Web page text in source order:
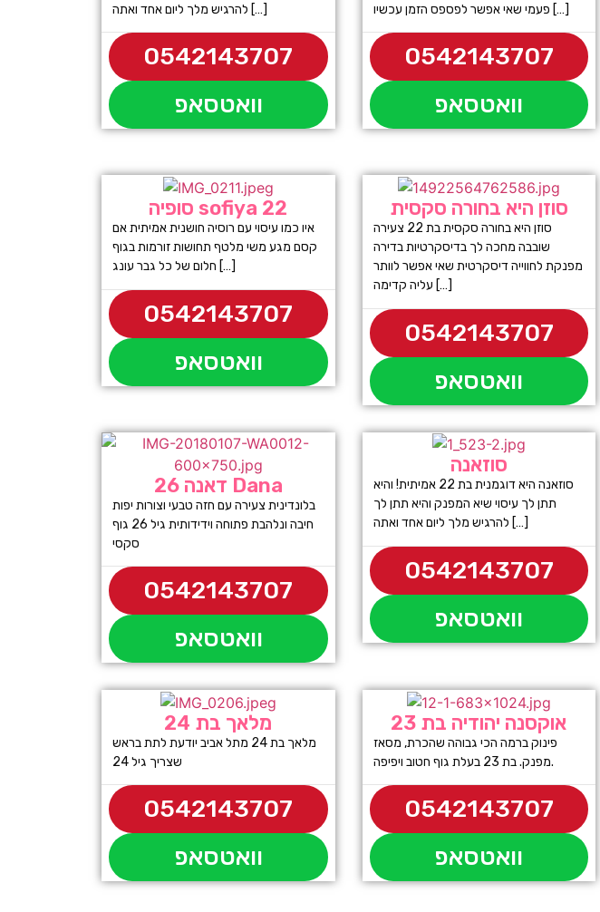
להרגיש מלך ליום אחד ואתה […]
0542143707
וואטסאפ
פעמי שאי אפשר לפספס הזמן עכשיו […]
0542143707
וואטסאפ
סופיה sofiya 22
איו כמו עיסוי עם רוסיה חושנית אמיתית אם
קסם מגע משי מלטף תחושות זורמות בגוף
חלום של כל גבר עונג […]
0542143707
וואטסאפ
סוזן היא בחורה סקסית
סוזן היא בחורה סקסית בת 22 צעירה
שובבה מחכה לך בדיסקרטיות בדירה
מפנקת לחווייה דיסקרטית שאי אפשר לוותר
עליה קדימה […]
0542143707
וואטסאפ
דאנה 26 Dana
בלונדינית צעירה עם חזה טבעי וצורות יפות
חיבה ונלהבת פתוחה וידידותית גיל 26 גוף
סקסי
0542143707
וואטסאפ
סוזאנה
סוזאנה היא דוגמנית בת 22 אמיתית! והיא
תתן לך עיסוי שיא המפנק והיא תתן לך
להרגיש מלך ליום אחד ואתה […]
0542143707
וואטסאפ
מלאך בת 24
מלאך בת 24 מתל אביב יודעת לתת בראש
שצריך גיל 24
0542143707
וואטסאפ
אוקסנה יהודיה בת 23
פינוק ברמה הכי גבוהה שהכרת, מסאז
מפנק. בת 23 בעלת גוף חטוב ויפיפה.
0542143707
וואטסאפ